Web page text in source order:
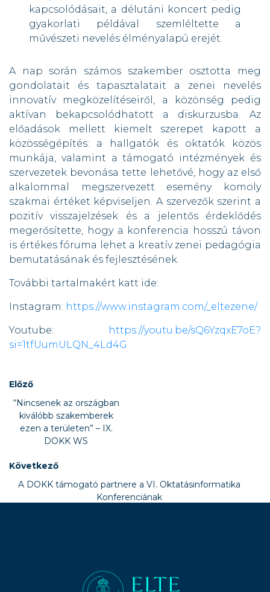
kapcsolódásait, a délutáni koncert pedig
gyakorlati példával szemléltette a
művészeti nevelés élményalapú erejét.
A nap során számos szakember osztotta meg
gondolatait és tapasztalatait a zenei nevelés
innovatív megközelítéseiről, a közönség pedig
aktívan bekapcsolódhatott a diskurzusba. Az
előadások mellett kiemelt szerepet kapott a
közösségépítés: a hallgatók és oktatók közös
munkája, valamint a támogató intézmények és
szervezetek bevonása tette lehetővé, hogy az első
alkalommal megszervezett esemény komoly
szakmai értéket képviseljen. A szervezők szerint a
pozitív visszajelzések és a jelentős érdeklődés
megerősítette, hogy a konferencia hosszú távon
is értékes fóruma lehet a kreatív zenei pedagógia
bemutatásának és fejlesztésének.
További tartalmakért katt ide:
Instagram: https://www.instagram.com/_eltezene/
Youtube:
https://youtu.be/sQ6YzqxE7oE?
si=1tfUumULQN_4Ld4G
Előző
“Nincsenek az országban
kiválóbb szakemberek
ezen a területen” – IX.
DOKK WS
Következő
A DOKK támogató partnere a VI. Oktatásinformatika
Konferenciának